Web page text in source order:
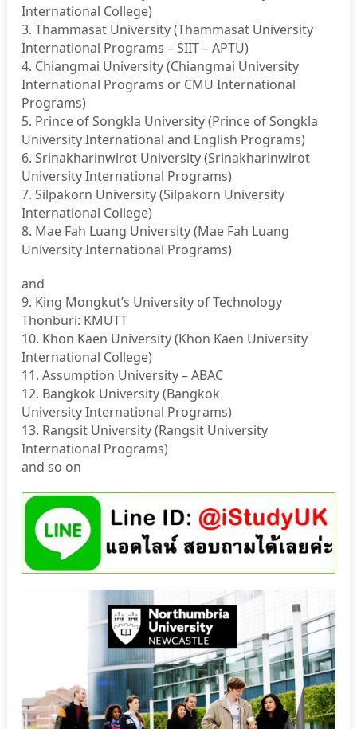
International College)
3. Thammasat University (Thammasat University
International Programs – SIIT – APTU)
4. Chiangmai University (Chiangmai University
International Programs or CMU International
Programs)
5. Prince of Songkla University (Prince of Songkla
University International and English Programs)
6. Srinakharinwirot University (Srinakharinwirot
University International Programs)
7. Silpakorn University (Silpakorn University
International College)
8. Mae Fah Luang University (Mae Fah Luang
University International Programs)
and
9. King Mongkut’s University of Technology
Thonburi: KMUTT
10. Khon Kaen University (Khon Kaen University
International College)
11. Assumption University – ABAC
12. Bangkok University (Bangkok
University International Programs)
13. Rangsit University (Rangsit University
International Programs)
and so on